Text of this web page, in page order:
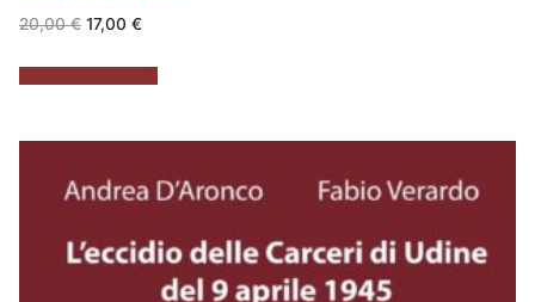
20,00€ Il
prezzo
era:
20,00 €.
17,00 €Il
è:
17,00 €.